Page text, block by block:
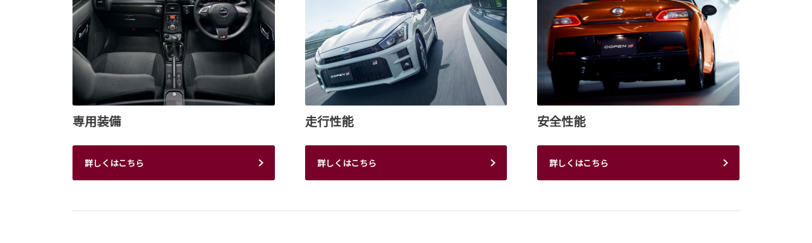
専用装備
詳しくはこちら
走行性能
詳しくはこちら
安全性能
詳しくはこちら